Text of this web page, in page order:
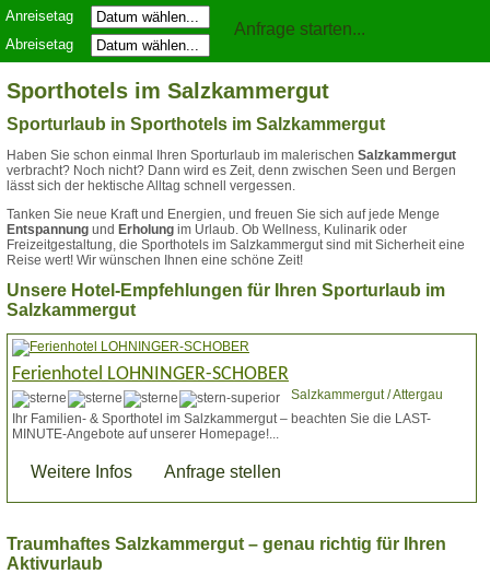
Anreisetag
Abreisetag
Sporthotels im Salzkammergut
Sporturlaub in Sporthotels im Salzkammergut
Haben Sie schon einmal Ihren Sporturlaub im malerischen Salzkammergut
verbracht? Noch nicht? Dann wird es Zeit, denn zwischen Seen und Bergen
lässt sich der hektische Alltag schnell vergessen.
Tanken Sie neue Kraft und Energien, und freuen Sie sich auf jede Menge
Entspannung und Erholung im Urlaub. Ob Wellness, Kulinarik oder
Freizeitgestaltung, die Sporthotels im Salzkammergut sind mit Sicherheit eine
Reise wert! Wir wünschen Ihnen eine schöne Zeit!
Unsere Hotel-Empfehlungen für Ihren Sporturlaub im
Salzkammergut
Ferienhotel LOHNINGER-SCHOBER
Salzkammergut / Attergau
Ihr Familien- & Sporthotel im Salzkammergut – beachten Sie die LAST-
MINUTE-Angebote auf unserer Homepage!...
Weitere Infos Anfrage stellen
Traumhaftes Salzkammergut – genau richtig für Ihren
Aktivurlaub